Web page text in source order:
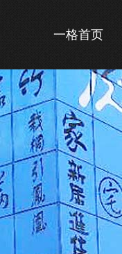
一格首页